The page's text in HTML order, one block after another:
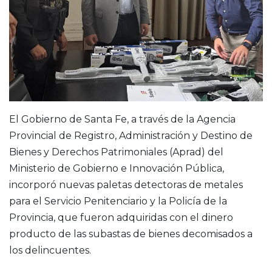
El Gobierno de Santa Fe, a través de la Agencia
Provincial de Registro, Administración y Destino de
Bienes y Derechos Patrimoniales (Aprad) del
Ministerio de Gobierno e Innovación Pública,
incorporó nuevas paletas detectoras de metales
para el Servicio Penitenciario y la Policía de la
Provincia, que fueron adquiridas con el dinero
producto de las subastas de bienes decomisados a
los delincuentes.